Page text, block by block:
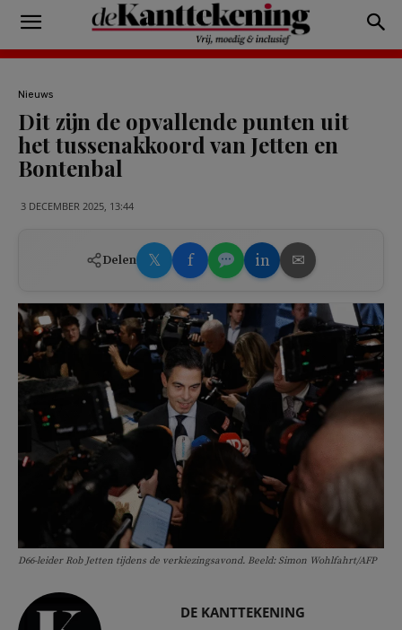
Nieuws
Dit zijn de opvallende punten uit
het tussenakkoord van Jetten en
Bontenbal
3 DECEMBER 2025, 13:44
Delen 𝕏 f in ✉
D66-leider Rob Jetten tijdens de verkiezingsavond. Beeld: Simon Wohlfahrt/AFP
DE KANTTEKENING